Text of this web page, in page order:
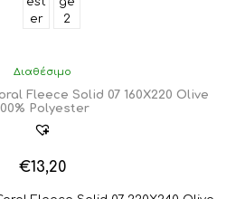
Διαθέσιμο
Fleece Solid 07 160X220 Olive
Polyester
€13,20